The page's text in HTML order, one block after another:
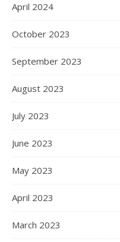
April 2024
October 2023
September 2023
August 2023
July 2023
June 2023
May 2023
April 2023
March 2023